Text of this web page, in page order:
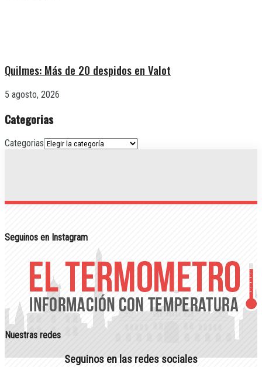
Quilmes: Más de 20 despidos en Valot
5 agosto, 2026
Categorias
Categorias
Seguinos en Instagram
Nuestras redes
Seguinos en las redes sociales